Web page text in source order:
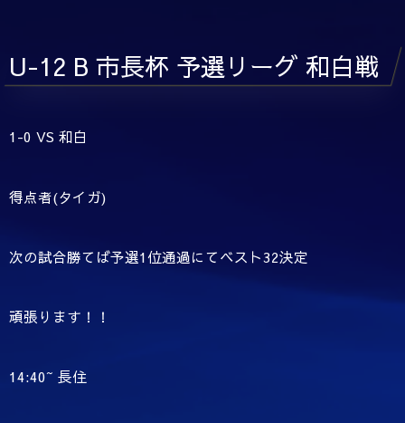
U-12 B 市長杯 予選リーグ 和白戦
1-0 VS 和白
得点者(タイガ)
次の試合勝てば予選1位通過にてベスト32決定
頑張ります！！
14:40~ 長住